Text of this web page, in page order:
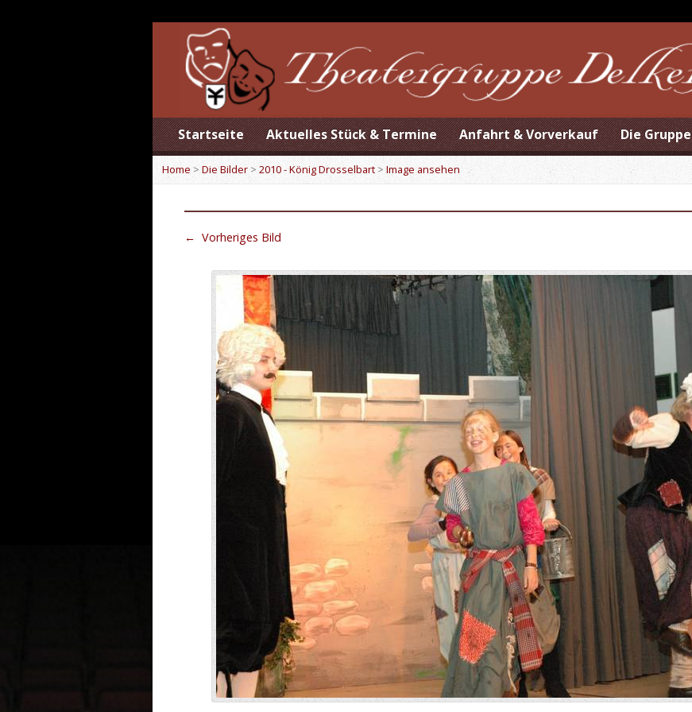
Startseite Aktuelles Stück & Termine Anfahrt & Vorverkauf Die Gruppe
Home > Die Bilder >2010 - König Drosselbart>Image ansehen
← Vorheriges Bild